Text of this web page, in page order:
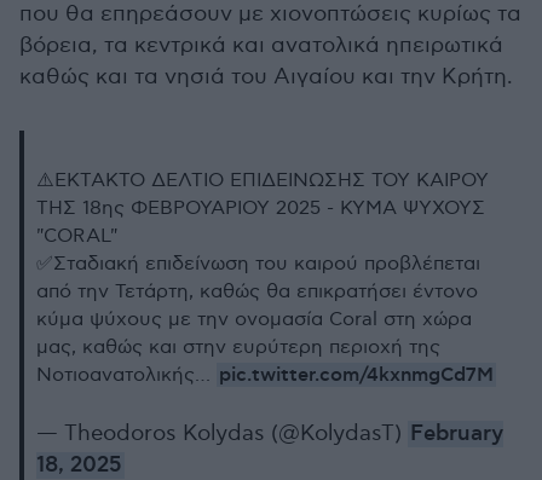
που θα επηρεάσουν με χιονοπτώσεις κυρίως τα
βόρεια, τα κεντρικά και ανατολικά ηπειρωτικά
καθώς και τα νησιά του Αιγαίου και την Κρήτη.
⚠️ΕΚΤΑΚΤΟ ΔΕΛΤΙΟ ΕΠΙΔΕΙΝΩΣΗΣ ΤΟΥ ΚΑΙΡΟΥ
ΤΗΣ 18ης ΦΕΒΡΟΥΑΡΙΟΥ 2025 - ΚΥΜΑ ΨΥΧΟΥΣ
"CORAL"
✅Σταδιακή επιδείνωση του καιρού προβλέπεται
από την Τετάρτη, καθώς θα επικρατήσει έντονο
κύμα ψύχους με την ονομασία Coral στη χώρα
μας, καθώς και στην ευρύτερη περιοχή της
Νοτιοανατολικής… pic.twitter.com/4kxnmgCd7M
— Theodoros Kolydas (@KolydasT) February
18, 2025